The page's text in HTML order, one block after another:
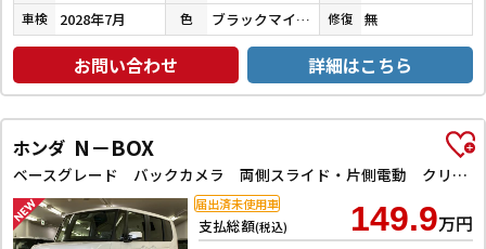
車検 2028年7月 色 ブラックマイカメタリック 修復 無
お問い合わせ 詳細はこちら
ホンダ N－BOX
ベースグレード バックカメラ 両側スライド・片側電動 クリアランスソナー オートクルーズコントロール レーンアシスト 衝突被害軽減システム オートライト LEDヘッドランプ スマートキー アイドリングストップ
支払総額(税込) 149.9万円
届出済未使用車